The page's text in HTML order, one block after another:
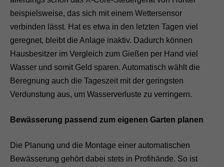
beispielsweise, das sich mit einem Wettersensor
verbinden lässt. Hat es etwa in den letzten Tagen viel
geregnet, bleibt die Anlage inaktiv. Dadurch können
Hausbesitzer im Vergleich zum Gießen per Hand viel
Wasser und somit Geld sparen. Automatisch wählt die
Beregnung auch die Tageszeit mit der geringsten
Verdunstung aus, um Wasserverluste zu verringern.
Bewässerung passend zum eigenen Garten planen
Die Planung und die Montage einer automatischen
Bewässerung gehört dabei stets in Profihände. So ist